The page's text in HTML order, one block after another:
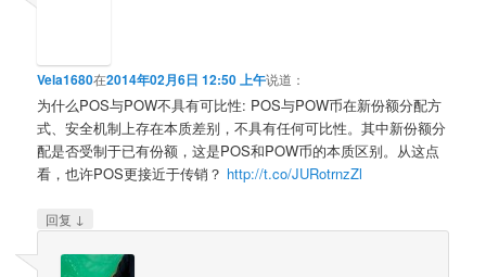
Vela1680在2014年02月6日 12:50 上午说道：
为什么POS与POW不具有可比性: POS与POW币在新份额分配方
式、安全机制上存在本质差别，不具有任何可比性。其中新份额分
配是否受制于已有份额，这是POS和POW币的本质区别。从这点
看，也许POS更接近于传销？ http://t.co/JURotrnzZl
回复 ↓